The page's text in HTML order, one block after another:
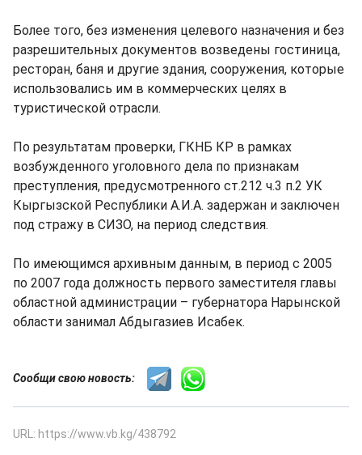
Более того, без изменения целевого назначения и без
разрешительных документов возведены гостиница,
ресторан, баня и другие здания, сооружения, которые
использовались им в коммерческих целях в
туристической отрасли.
По результатам проверки, ГКНБ КР в рамках
возбужденного уголовного дела по признакам
преступления, предусмотренного ст.212 ч.3 п.2 УК
Кыргызской Республики А.И.А. задержан и заключен
под стражу в СИЗО, на период следствия.
По имеющимся архивным данным, в период с 2005
по 2007 года должность первого заместителя главы
областной администрации – губернатора Нарынской
области занимал Абдыгазиев Исабек.
Сообщи свою новость:
URL: https://www.vb.kg/438792